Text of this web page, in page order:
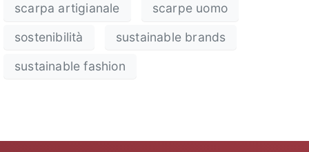
scarpa artigianale
scarpe uomo
sostenibilità
sustainable brands
sustainable fashion